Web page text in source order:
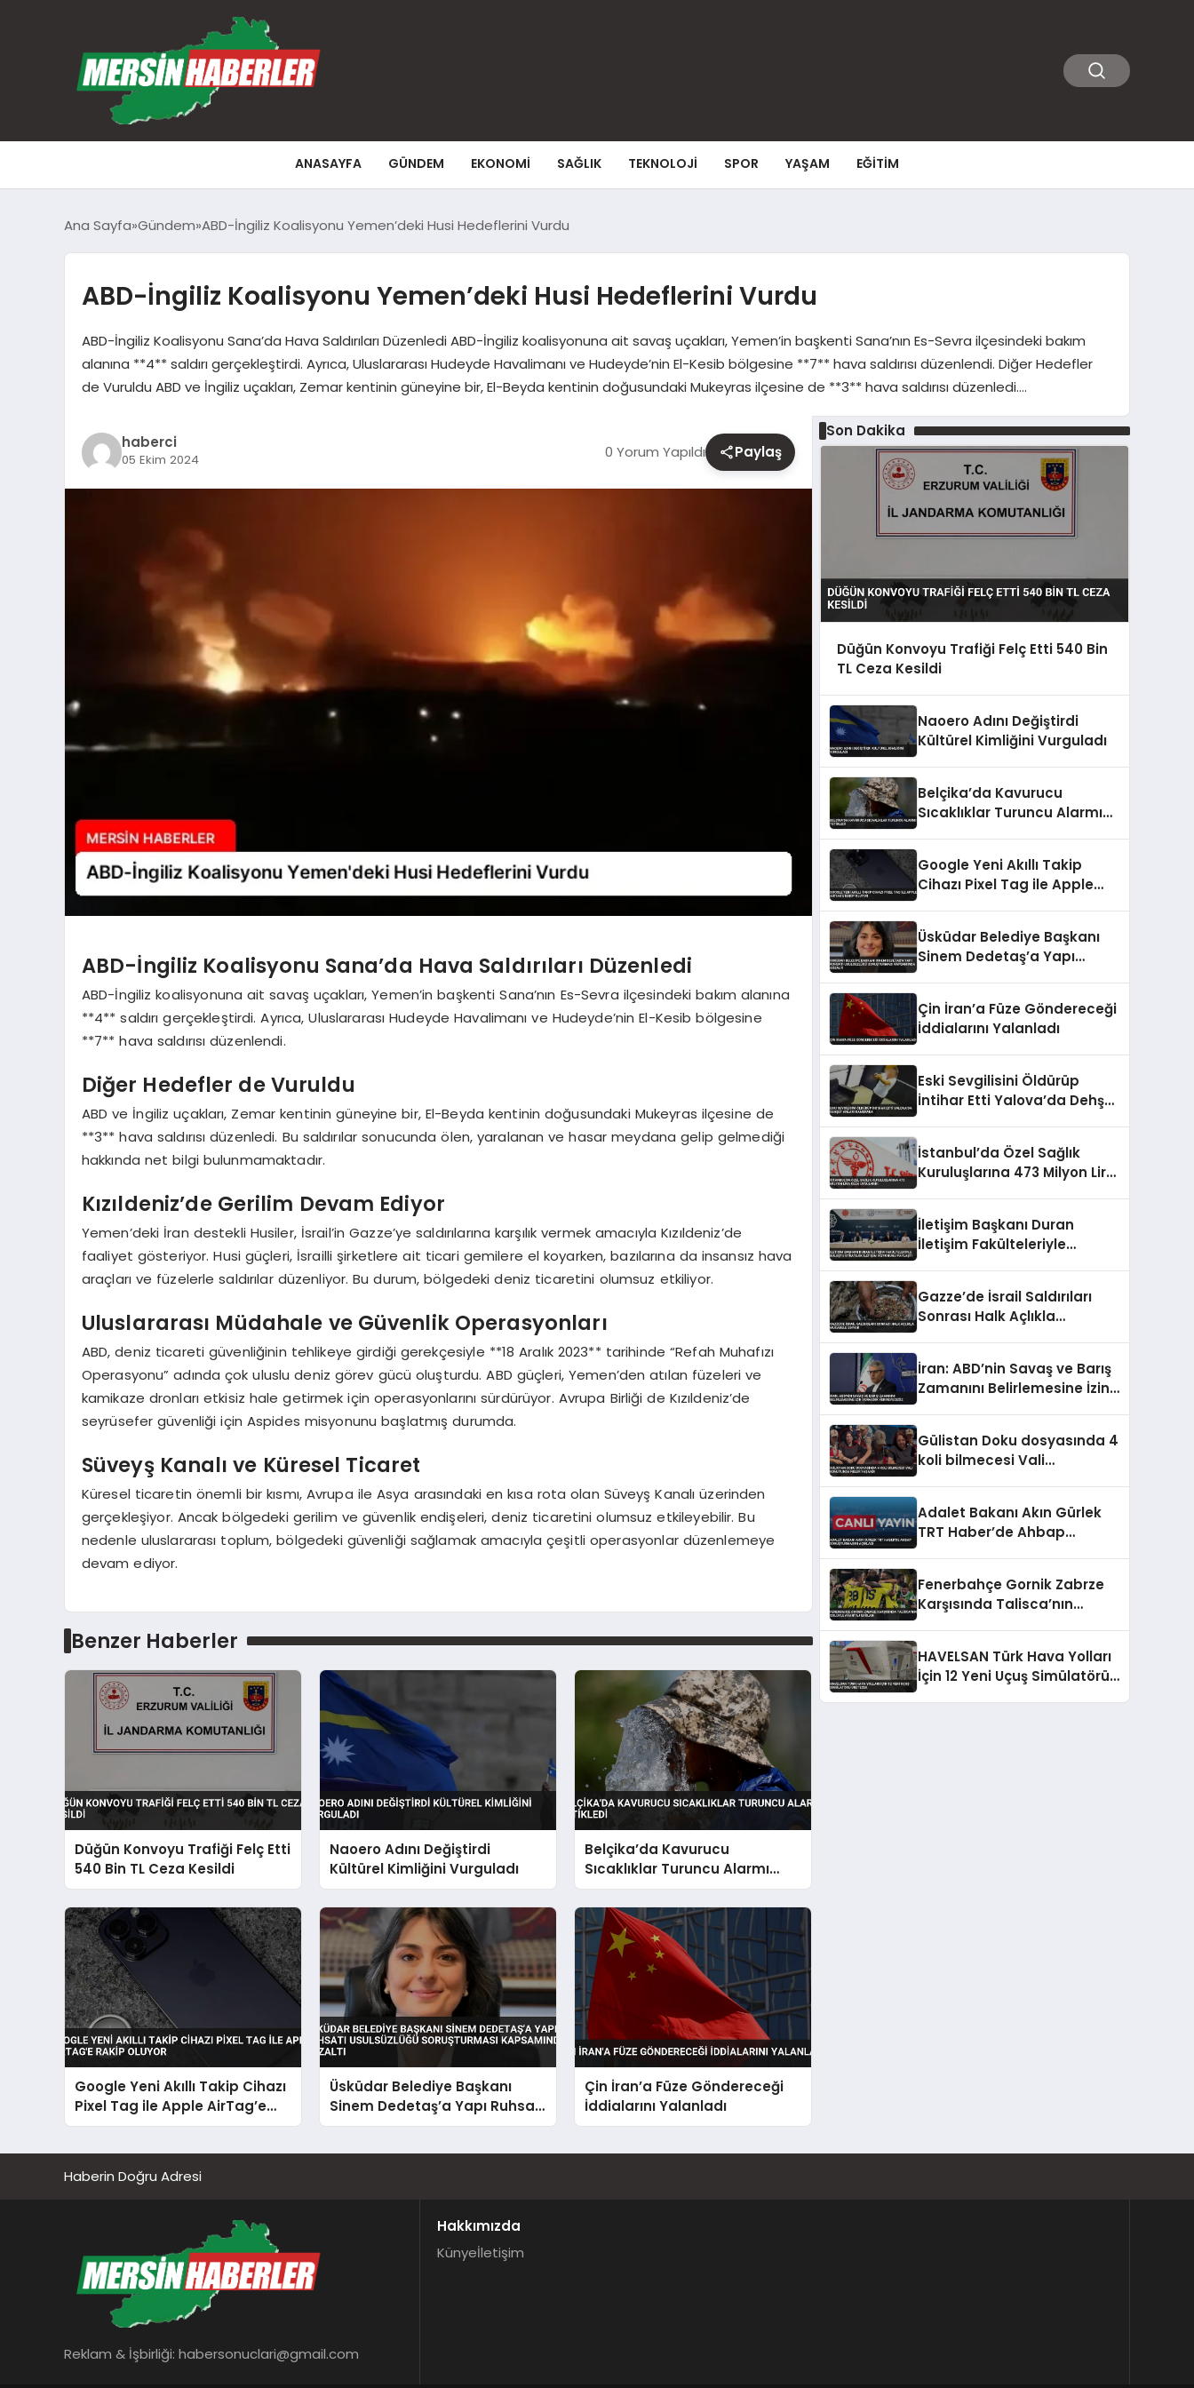
ANASAYFA GÜNDEM EKONOMI SAĞLIK TEKNOLOJI SPOR YAŞAM EĞITIM
Ana Sayfa Gündem ABD-İngiliz Koalisyonu Yemen’deki Husi Hedeflerini Vurdu
ABD-İngiliz Koalisyonu Yemen’deki Husi Hedeflerini Vurdu
ABD-İngiliz Koalisyonu Sana’da Hava Saldırıları Düzenledi ABD-İngiliz koalisyonuna ait savaş uçakları, Yemen’in başkenti Sana’nın Es-Sevra ilçesindeki bakım
alanına **4** saldırı gerçekleştirdi. Ayrıca, Uluslararası Hudeyde Havalimanı ve Hudeyde’nin El-Kesib bölgesine **7** hava saldırısı düzenlendi. Diğer Hedefler
de Vuruldu ABD ve İngiliz uçakları, Zemar kentinin güneyine bir, El-Beyda kentinin doğusundaki Mukeyras ilçesine de **3** hava saldırısı düzenledi….
haberci
05 Ekim 2024 0 Yorum Yapıldı Paylaş
ABD-İngiliz Koalisyonu Sana’da Hava Saldırıları Düzenledi
ABD-İngiliz koalisyonuna ait savaş uçakları, Yemen’in başkenti Sana’nın Es-Sevra ilçesindeki bakım alanına
**4** saldırı gerçekleştirdi. Ayrıca, Uluslararası Hudeyde Havalimanı ve Hudeyde’nin El-Kesib bölgesine
**7** hava saldırısı düzenlendi.
Diğer Hedefler de Vuruldu
ABD ve İngiliz uçakları, Zemar kentinin güneyine bir, El-Beyda kentinin doğusundaki Mukeyras ilçesine de
**3** hava saldırısı düzenledi. Bu saldırılar sonucunda ölen, yaralanan ve hasar meydana gelip gelmediği
hakkında net bilgi bulunmamaktadır.
Kızıldeniz’de Gerilim Devam Ediyor
Yemen’deki İran destekli Husiler, İsrail’in Gazze’ye saldırılarına karşılık vermek amacıyla Kızıldeniz’de
faaliyet gösteriyor. Husi güçleri, İsrailli şirketlere ait ticari gemilere el koyarken, bazılarına da insansız hava
araçları ve füzelerle saldırılar düzenliyor. Bu durum, bölgedeki deniz ticaretini olumsuz etkiliyor.
Uluslararası Müdahale ve Güvenlik Operasyonları
ABD, deniz ticareti güvenliğinin tehlikeye girdiği gerekçesiyle **18 Aralık 2023** tarihinde “Refah Muhafızı
Operasyonu” adında çok uluslu deniz görev gücü oluşturdu. ABD güçleri, Yemen’den atılan füzeleri ve
kamikaze dronları etkisiz hale getirmek için operasyonlarını sürdürüyor. Avrupa Birliği de Kızıldeniz’de
seyrüsefer güvenliği için Aspides misyonunu başlatmış durumda.
Süveyş Kanalı ve Küresel Ticaret
Küresel ticaretin önemli bir kısmı, Avrupa ile Asya arasındaki en kısa rota olan Süveyş Kanalı üzerinden
gerçekleşiyor. Ancak bölgedeki gerilim ve güvenlik endişeleri, deniz ticaretini olumsuz etkileyebilir. Bu
nedenle uluslararası toplum, bölgedeki güvenliği sağlamak amacıyla çeşitli operasyonlar düzenlemeye
devam ediyor.
Benzer Haberler
Düğün Konvoyu Trafiği Felç Etti
540 Bin TL Ceza Kesildi
Naoero Adını Değiştirdi
Kültürel Kimliğini Vurguladı
Belçika’da Kavurucu
Sıcaklıklar Turuncu Alarmı
Tetikledi
Google Yeni Akıllı Takip Cihazı
Pixel Tag ile Apple AirTag’e
Rakip Oluyor
Üsküdar Belediye Başkanı
Sinem Dedetaş’a Yapı Ruhsatı
Usulsüzlüğü Soruşturması
Çin İran’a Füze Göndereceği
İddialarını Yalanladı
Son Dakika
Düğün Konvoyu Trafiği Felç Etti 540 Bin
TL Ceza Kesildi
Naoero Adını Değiştirdi
Kültürel Kimliğini Vurguladı
Belçika’da Kavurucu
Sıcaklıklar Turuncu Alarmı
Google Yeni Akıllı Takip
Cihazı Pixel Tag ile Apple
Üsküdar Belediye Başkanı
Sinem Dedetaş’a Yapı
Gözaltı
Çin İran’a Füze Göndereceği
İddialarını Yalanladı
Eski Sevgilisini Öldürüp
İntihar Etti Yalova’da Dehşet
İstanbul’da Özel Sağlık
Kuruluşlarına 473 Milyon Lira
İletişim Başkanı Duran
İletişim Fakülteleriyle
Gazze’de İsrail Saldırıları
Sonrası Halk Açlıkla
İran: ABD’nin Savaş ve Barış
Zamanını Belirlemesine İzin
Gülistan Doku dosyasında 4
koli bilmecesi Vali
Adalet Bakanı Akın Gürlek
TRT Haber’de Ahbap
Fenerbahçe Gornik Zabrze
Karşısında Talisca’nın
HAVELSAN Türk Hava Yolları
İçin 12 Yeni Uçuş Simülatörü
Haberin Doğru Adresi
Reklam & İşbirliği: habersonuclari@gmail.com
Hakkımızda
Künyeİletişim